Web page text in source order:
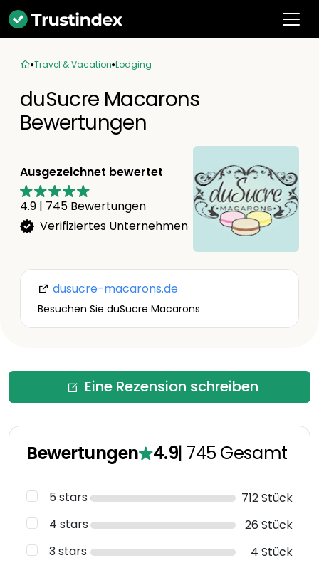
Travel & Vacation Lodging
duSucre Macarons
Bewertungen
Ausgezeichnet bewertet
4.9 | 745 Bewertungen
Verifiziertes Unternehmen
dusucre-macarons.de
Besuchen Sie duSucre Macarons
Eine Rezension schreiben
Bewertungen 4.9| 745 Gesamt
5 stars
712 Stück
4 stars
26 Stück
3 stars
4 Stück